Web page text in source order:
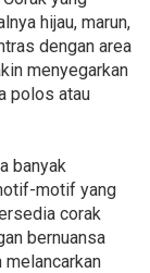
hijau, marun,
dengan area
menyegarkan
polos atau
banyak
motif yang
corak
bernuansa
melancarkan